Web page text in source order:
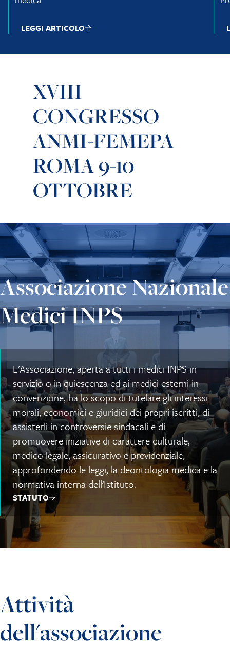
LEGGI ARTICOLO
XVIII
CONGRESSO
ANMI-FEMEPA
ROMA 9-10
OTTOBRE
Associazione Nazionale
Medici INPS
L'Associazione, aperta a tutti i medici INPS in
servizio o in quiescenza ed ai medici esterni in
convenzione, ha lo scopo di tutelare gli interessi
morali, economici e giuridici dei propri iscritti, di
assisterli in controversie sindacali e di
promuovere iniziative di carattere culturale,
medico legale, assicurativo e previdenziale,
approfondendo le leggi, la deontologia medica e la
normativa interna dell'Istituto.
STATUTO
Attività
dell'associazione